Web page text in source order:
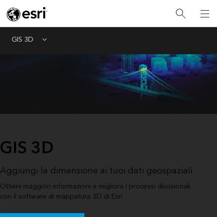
GIS 3D Menu
GIS 3D
Aggiungi la dimensione ai tuoi dati geospaziali
Ottieni maggiori informazioni e migliora i processi decisionali
con il software di mappatura 3D di Esri